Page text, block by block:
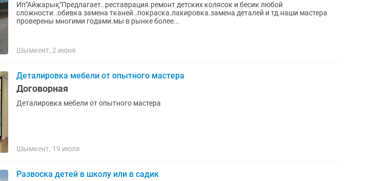
Ип"Айжарық"Предлагает..реставрация.ремонт детских колясок и бесик любой
сложности..обивка замена тканей..покраска.лакировка.замена деталей и тд.наши мастера
проверены многими годами.мы в рынке более...
Шымкент, 2 июня
Деталировка мебели от опытного мастера
Договорная
Деталировка мебели от опытного мастера
Шымкент, 19 июля
Развоска детей в школу или в садик